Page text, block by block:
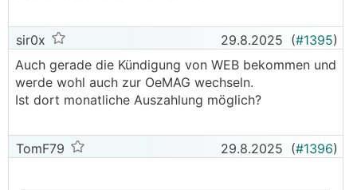
aufgrund des WEB-Schreibens bei der OeMAG
auf Wechsel zu deren Marktpreis angesucht.
Konnte alles problemlos hochladen:
sir0x 29.8.2025 (#1395)
Auch gerade die Kündigung von WEB bekommen und
werde wohl auch zur OeMAG wechseln.
Ist dort monatliche Auszahlung möglich?
TomF79 29.8.2025 (#1396)